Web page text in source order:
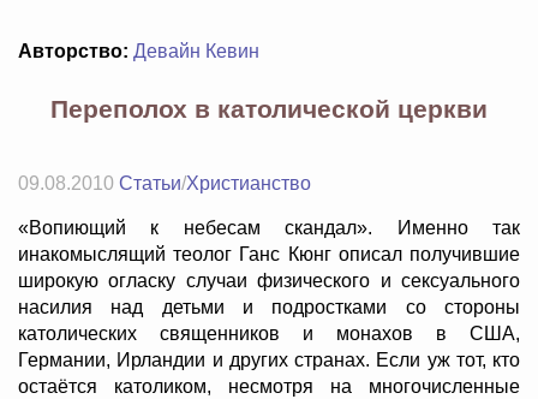
Авторство: Девайн Кевин
Переполох в католической церкви
09.08.2010 Статьи/Христианство
«Вопиющий к небесам скандал». Именно так
инакомыслящий теолог Ганс Кюнг описал получившие
широкую огласку случаи физического и сексуального
насилия над детьми и подростками со стороны
католических священников и монахов в США,
Германии, Ирландии и других странах. Если уж тот, кто
остаётся католиком, несмотря на многочисленные